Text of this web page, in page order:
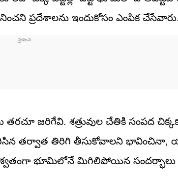
ప్రదేశాలను ఇందుకోసం ఎంపిక చేసేవారు.
జరిగేవి. శత్రువుల చేతికి సంపద
తర్వాత తిరిగి తీసుకోవాలని భావించినా,
శాశ్వతంగా భూమిలోనే మిగిలిపోయిన